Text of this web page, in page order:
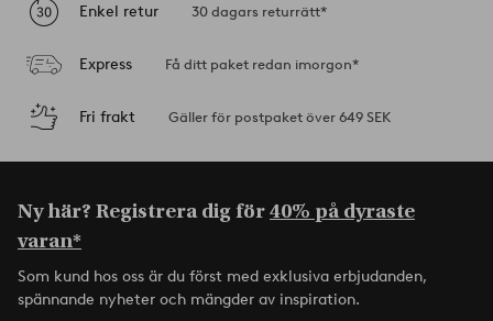
Enkel retur 30 dagars returrätt*
Express Få ditt paket redan imorgon*
Fri frakt Gäller för postpaket över 649 SEK
Ny här? Registrera dig för40% på dyraste
varan*
Som kund hos oss är du först med exklusiva erbjudanden,
spännande nyheter och mängder av inspiration.